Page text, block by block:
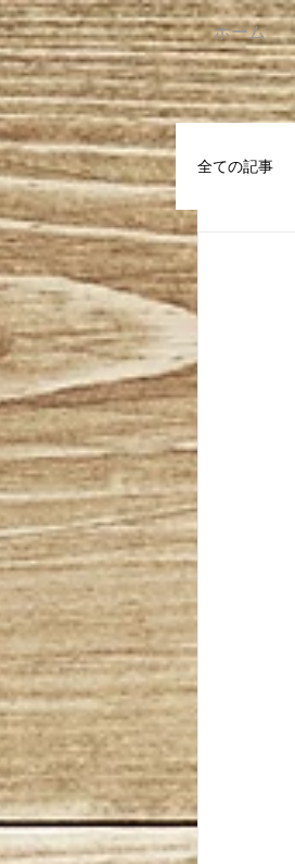
ホーム
全ての記事